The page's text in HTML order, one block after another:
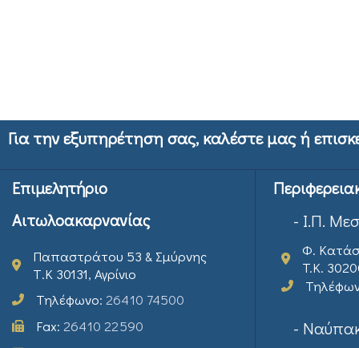
Για την εξυπηρέτηση σας, καλέστε μας ή
Επιμελητήριο
Αιτωλοακαρνανίας
Παπαστράτου 53 & Σμύρνης
Τ.Κ 30131, Αγρίνιο
Τηλέφωνο: 26410 74500
Fax: 26410 22590
- Ι.Π.
Φ.
T.K.
-